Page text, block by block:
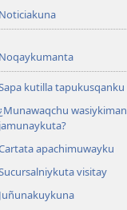
Noticiakuna
Noqaykumanta
kutilla tapukusqanku
¿Munawaqchu wasiykiman
jamunaykuta?
apachimuwayku
visitay
Juñunakuykuna